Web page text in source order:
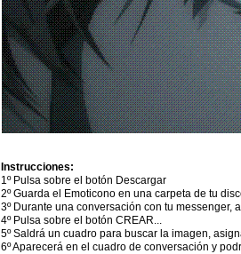
Instrucciones:
1º Pulsa sobre el botón Descargar
2º Guarda el Emoticono en una carpeta de tu
3º Durante una conversación con tu messenger,
4º Pulsa sobre el botón CREAR...
5º Saldrá un cuadro para buscar la imagen,
6º Aparecerá en el cuadro de conversación y